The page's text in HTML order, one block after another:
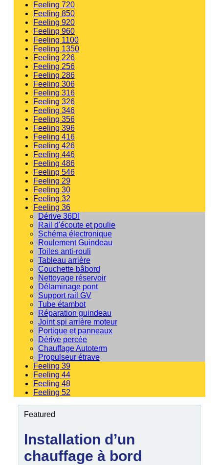
Feeling 720
Feeling 850
Feeling 920
Feeling 960
Feeling 1100
Feeling 1350
Feeling 226
Feeling 256
Feeling 286
Feeling 306
Feeling 316
Feeling 326
Feeling 346
Feeling 356
Feeling 396
Feeling 416
Feeling 426
Feeling 446
Feeling 486
Feeling 546
Feeling 29
Feeling 30
Feeling 32
Feeling 36
Dérive 36DI
Rail d'écoute et poulie
Schéma électronique
Roulement Guindeau
Toiles anti-rouli
Tableau arrière
Couchette bâbord
Nettoyage réservoir
Délaminage pont
Support rail GV
Tube étambot
Réparation guindeau
Joint spi arrière moteur
Portique et panneaux
Dérive percée
Chauffage Autoterm
Propulseur étrave
Feeling 39
Feeling 44
Feeling 48
Feeling 52
Featured
Installation d’un
chauffage à bord